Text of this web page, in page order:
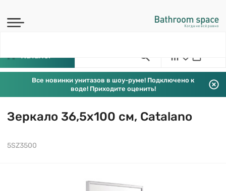
Каталог
Все новинки унитазов в шоу-руме! Подключено к
воде! Приходите оценить!
Зеркало 36,5х100 см, Catalano
5SZ3500